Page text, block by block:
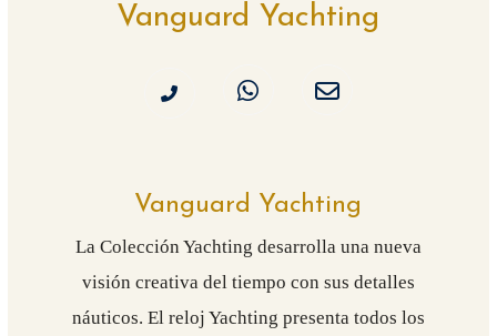
Vanguard Yachting
Vanguard Yachting
La Colección Yachting desarrolla una nueva
visión creativa del tiempo con sus detalles
náuticos. El reloj Yachting presenta todos los